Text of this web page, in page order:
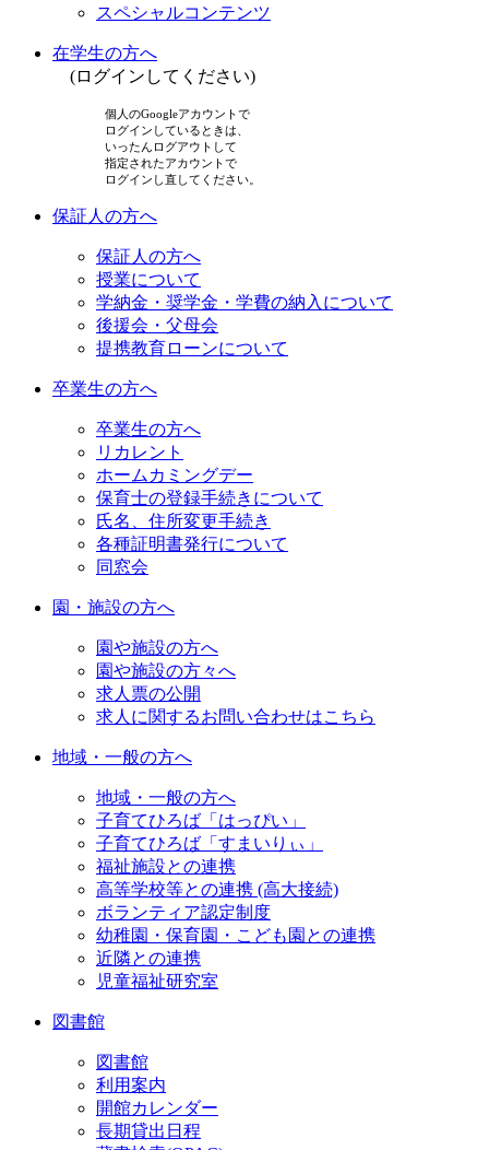
スペシャルコンテンツ
在学生の方へ
(ログインしてください)
個人のGoogleアカウントで
ログインしているときは、
いったんログアウトして
指定されたアカウントで
ログインし直してください。
保証人の方へ
保証人の方へ
授業について
学納金・奨学金・学費の納入について
後援会・父母会
提携教育ローンについて
卒業生の方へ
卒業生の方へ
リカレント
ホームカミングデー
保育士の登録手続きについて
氏名、住所変更手続き
各種証明書発行について
同窓会
園・施設の方へ
園や施設の方へ
園や施設の方々へ
求人票の公開
求人に関するお問い合わせはこちら
地域・一般の方へ
地域・一般の方へ
子育てひろば「はっぴい」
子育てひろば「すまいりぃ」
福祉施設との連携
高等学校等との連携 (高大接続)
ボランティア認定制度
幼稚園・保育園・こども園との連携
近隣との連携
児童福祉研究室
図書館
図書館
利用案内
開館カレンダー
長期貸出日程